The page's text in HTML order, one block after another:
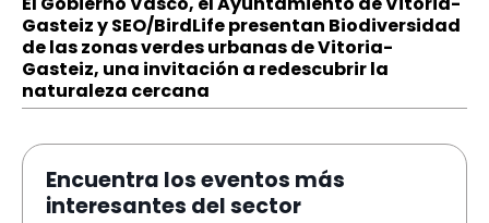
Gasteiz y SEO/BirdLife presentan Biodiversidad
de las zonas verdes urbanas de Vitoria-
Gasteiz, una invitación a redescubrir la
naturaleza cercana
Encuentra los eventos más
interesantes del sector